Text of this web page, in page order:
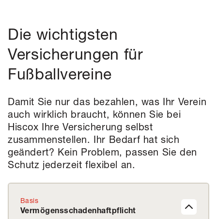
Die wichtigsten
Versicherungen für
Fußballvereine
Damit Sie nur das bezahlen, was Ihr Verein
auch wirklich braucht, können Sie bei
Hiscox Ihre Versicherung selbst
zusammenstellen. Ihr Bedarf hat sich
geändert? Kein Problem, passen Sie den
Schutz jederzeit flexibel an.
Basis
Vermögensschadenhaftpflicht